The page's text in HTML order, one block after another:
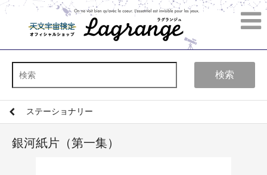
検索
ステーショナリー
銀河紙片（第一集）